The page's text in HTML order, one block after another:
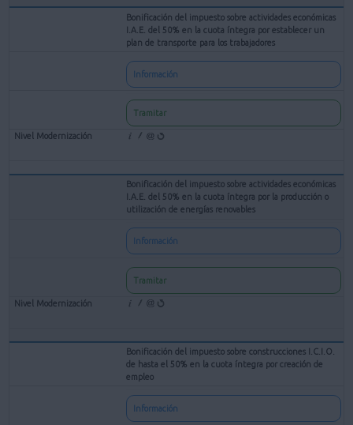
Bonificación del impuesto sobre actividades económicas
I.A.E. del 50% en la cuota íntegra por establecer un
plan de transporte para los trabajadores
Información
Tramitar
Bonificación del impuesto sobre actividades económicas
I.A.E. del 50% en la cuota íntegra por la producción o
utilización de energías renovables
Información
Tramitar
Bonificación del impuesto sobre construcciones I.C.I.O.
de hasta el 50% en la cuota íntegra por creación de
empleo
Información